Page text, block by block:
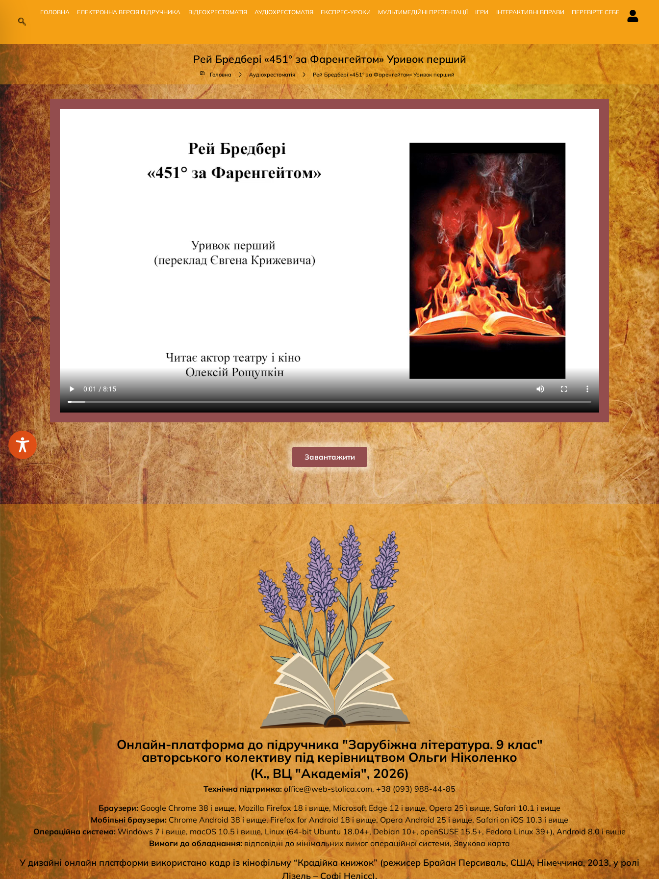
ГОЛОВНА ЕЛЕКТРОННА ВЕРСІЯ ПІДРУЧНИКА ВІДЕОХРЕСТОМАТІЯ АУДІОХРЕСТОМАТІЯ ЕКСПРЕС-УРОКИ МУЛЬТИМЕДІЙНІ ПРЕЗЕНТАЦІЇ ІГРИ ІНТЕРАКТИВНІ ВПРАВИ ПЕРЕВІРТЕ СЕБЕ
Рей Бредбері «451° за Фаренгейтом» Уривок перший
Головна Аудіохрестоматія Рей Бредбері «451° за Фаренгейтом» Уривок перший
Завантажити
Онлайн-платформа до підручника "Зарубіжна література. 9 клас"
авторського колективу під керівництвом Ольги Ніколенко
(К., ВЦ "Академія", 2026)
Технічна підтримка:office@web-stolica.com, +38 (093) 988-44-85
Браузери: Google Chrome 38 і вище, Mozilla Firefox 18 і вище, Microsoft Edge 12 і вище, Opera 25 і вище, Safari 10.1 і вище
Мобільні браузери: Chrome Android 38 і вище, Firefox for Android 18 і вище, Opera Android 25 і вище, Safari on iOS 10.3 і вище
Операційна система: Windows 7 і вище, macOS 10.5 і вище, Linux (64-bit Ubuntu 18.04+, Debian 10+, openSUSE 15.5+, Fedora Linux 39+), Android 8.0 і вище
Вимоги до обладнання: відповідні до мінімальних вимог операційної системи, Звукова карта
У дизайні онлайн платформи використано кадр із кінофільму “Крадійка книжок” (режисер Брайан Персиваль, США, Німеччина, 2013, у ролі
Лізель – Софі Нелісс).